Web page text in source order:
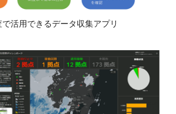
活用できるデータ収集アプリ